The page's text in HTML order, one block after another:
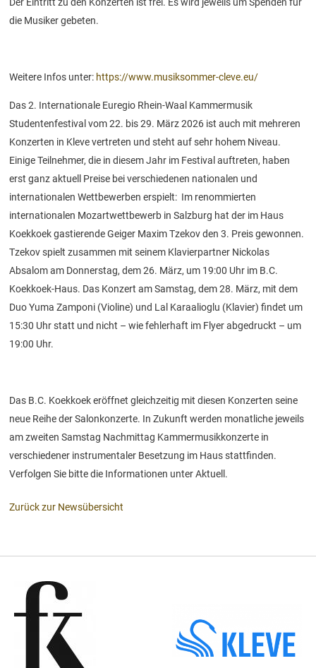
Der Eintritt zu den Konzerten ist frei. Es wird jeweils um Spenden für
die Musiker gebeten.
Weitere Infos unter: https://www.musiksommer-cleve.eu/
Das 2. Internationale Euregio Rhein-Waal Kammermusik
Studentenfestival vom 22. bis 29. März 2026 ist auch mit mehreren
Konzerten in Kleve vertreten und steht auf sehr hohem Niveau.
Einige Teilnehmer, die in diesem Jahr im Festival auftreten, haben
erst ganz aktuell Preise bei verschiedenen nationalen und
internationalen Wettbewerben erspielt: Im renommierten
internationalen Mozartwettbewerb in Salzburg hat der im Haus
Koekkoek gastierende Geiger Maxim Tzekov den 3. Preis gewonnen.
Tzekov spielt zusammen mit seinem Klavierpartner Nickolas
Absalom am Donnerstag, dem 26. März, um 19:00 Uhr im B.C.
Koekkoek-Haus. Das Konzert am Samstag, dem 28. März, mit dem
Duo Yuma Zamponi (Violine) und Lal Karaalioglu (Klavier) findet um
15:30 Uhr statt und nicht – wie fehlerhaft im Flyer abgedruckt – um
19:00 Uhr.
Das B.C. Koekkoek eröffnet gleichzeitig mit diesen Konzerten seine
neue Reihe der Salonkonzerte. In Zukunft werden monatliche jeweils
am zweiten Samstag Nachmittag Kammermusikkonzerte in
verschiedener instrumentaler Besetzung im Haus stattfinden.
Verfolgen Sie bitte die Informationen unter Aktuell.
Zurück zur Newsübersicht